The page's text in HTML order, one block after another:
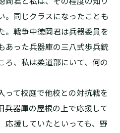
。同じクラスになったことも
。戦争中徳岡君は兵器委員を
あった兵器庫の三八式歩兵銃
ろ、私は柔道部にいて、何の
て校庭で他校との対抗戦を
兵器庫の屋根の上で応援して
応援していたといっても、野